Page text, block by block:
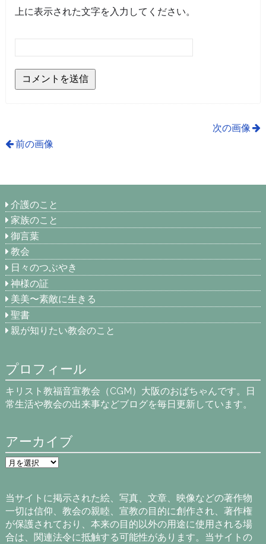
上に表示された文字を入力してください。
次の画像
前の画像
介護のこと
家族のこと
御言葉
教会
日々のつぶやき
神様の証
美美〜素敵に生きる
聖書
親が知りたい教会のこと
プロフィール
キリスト教福音宣教会（CGM）大阪のおばちゃんです。日
常生活や教会の出来事などブログを毎日更新しています。
アーカイブ
ア
ー
ブ
当サイトに掲示された絵、写真、文章、映像などの著作物
一切は信仰、教会の親睦、宣教の目的に創作され、著作権
が保護されており、本来の目的以外の用途に使用される場
合は、関連法令に抵触する可能性があります。当サイトの